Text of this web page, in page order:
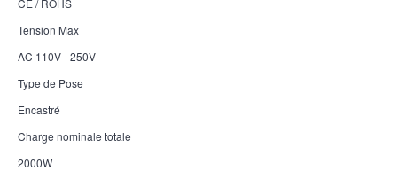
Tension Max
AC 110V - 250V
Type de Pose
Encastré
Charge nominale totale
2000W